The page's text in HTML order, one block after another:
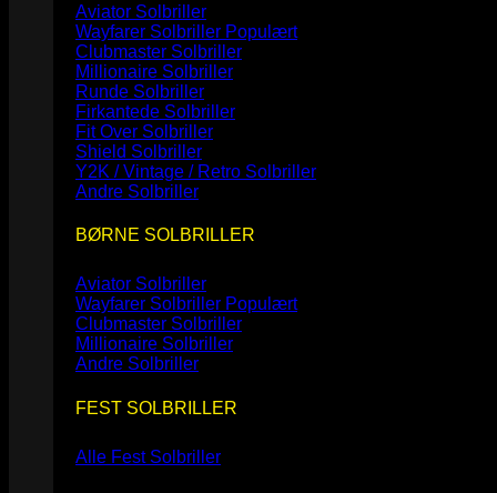
Aviator Solbriller
Wayfarer Solbriller
Clubmaster Solbriller
Millionaire Solbriller
Runde Solbriller
Firkantede Solbriller
Fit Over Solbriller
Shield Solbriller
Y2K / Vintage / Retro Solbriller
Andre Solbriller
BØRNE SOLBRILLER
Aviator Solbriller
Wayfarer Solbriller
Clubmaster Solbriller
Millionaire Solbriller
Andre Solbriller
FEST SOLBRILLER
Alle Fest Solbriller